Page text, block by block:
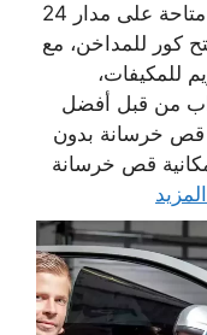
خدمات شركة قص خرسانة الكويت متاحة على مدار 24
كور للمداخن، مع
للمكيفات،
من قبل أفضل
قص خرسانة بدون
قص خرسانة